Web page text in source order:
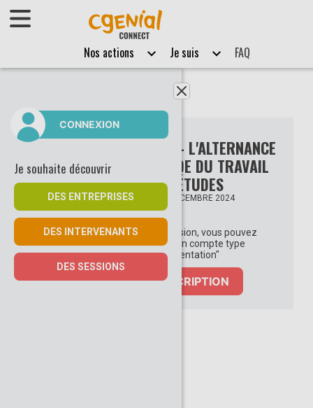
Afficher le menu
Nos actions Je suis FAQ
Fermer le menu
CONNEXION
Je souhaite découvrir
DES ENTREPRISES
DES INTERVENANTS
DES SESSIONS
SEMAINE DES MÉTIERS - L'ALTERNANCE
: DÉCOUVRIR LE MONDE DU TRAVAIL
PENDANT SES ÉTUDES
SEMAINE DES MÉTIERS DÉCEMBRE 2024
Pour vous inscrire à une session, vous pouvez
vous connecter ou créer un compte type
"Acteur·trice de l'orientation"
CONNEXION/INSCRIPTION